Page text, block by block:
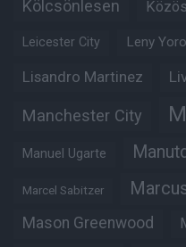
Kölcsönlesen
Leicester City Leny Yoro
Lisandro Martinez
Manchester City
Manuel Ugarte
Marcel Sabitzer
Mason Greenwood